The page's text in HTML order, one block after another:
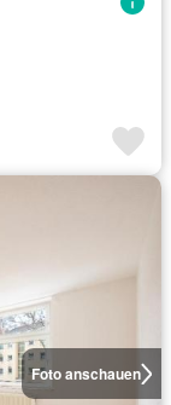
Foto anschauen